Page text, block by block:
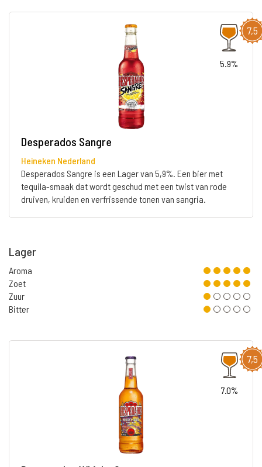
7,5
5.9%
Desperados Sangre
Heineken Nederland
Desperados Sangre is een Lager van 5,9%. Een bier met
tequila-smaak dat wordt geschud met een twist van rode
druiven, kruiden en verfrissende tonen van sangria.
Lager
Aroma
Zoet
Zuur
Bitter
7,5
7.0%